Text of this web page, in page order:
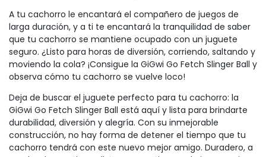
A tu cachorro le encantará el compañero de juegos de
larga duración, y a ti te encantará la tranquilidad de saber
que tu cachorro se mantiene ocupado con un juguete
seguro. ¿Listo para horas de diversión, corriendo, saltando y
moviendo la cola? ¡Consigue la GiGwi Go Fetch Slinger Ball y
observa cómo tu cachorro se vuelve loco!
Deja de buscar el juguete perfecto para tu cachorro: la
GiGwi Go Fetch Slinger Ball está aquí y lista para brindarte
durabilidad, diversión y alegría. Con su inmejorable
construcción, no hay forma de detener el tiempo que tu
cachorro tendrá con este nuevo mejor amigo. Duradero, a